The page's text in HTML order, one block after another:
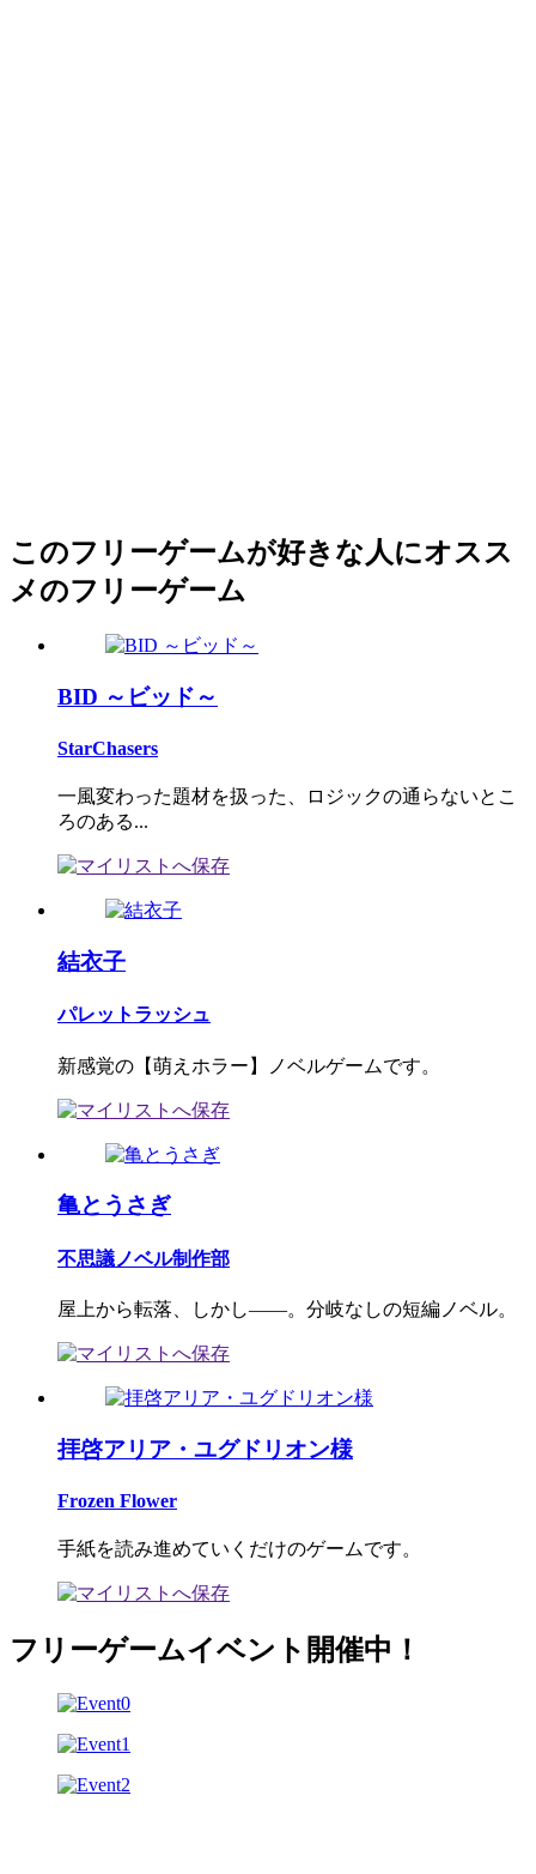
このフリーゲームが好きな人にオスス
メのフリーゲーム
BID ～ビッド～
StarChasers
一風変わった題材を扱った、ロジックの通らないとこ
ろのある...
結衣子
パレットラッシュ
新感覚の【萌えホラー】ノベルゲームです。
亀とうさぎ
不思議ノベル制作部
屋上から転落、しかし――。分岐なしの短編ノベル。
拝啓アリア・ユグドリオン様
Frozen Flower
手紙を読み進めていくだけのゲームです。
フリーゲームイベント開催中！